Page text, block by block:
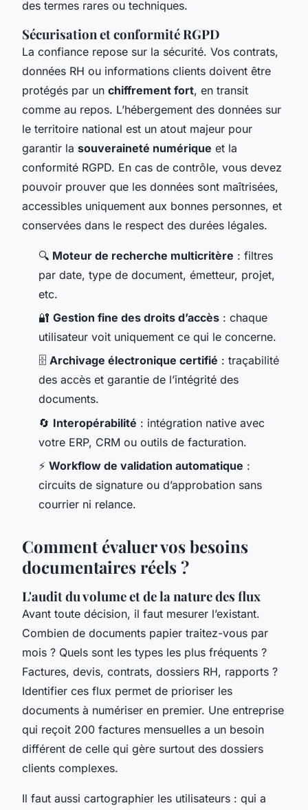
des termes rares ou techniques.
Sécurisation et conformité RGPD
La confiance repose sur la sécurité. Vos contrats,
données RH ou informations clients doivent être
protégés par un chiffrement fort, en transit
comme au repos. L’hébergement des données sur
le territoire national est un atout majeur pour
garantir la souveraineté numérique et la
conformité RGPD. En cas de contrôle, vous devez
pouvoir prouver que les données sont maîtrisées,
accessibles uniquement aux bonnes personnes, et
conservées dans le respect des durées légales.
🔍 Moteur de recherche multicritère : filtres
par date, type de document, émetteur, projet,
etc.
🔐 Gestion fine des droits d’accès : chaque
utilisateur voit uniquement ce qui le concerne.
🗄️ Archivage électronique certifié : traçabilité
des accès et garantie de l’intégrité des
documents.
🔄 Interopérabilité : intégration native avec
votre ERP, CRM ou outils de facturation.
⚡ Workflow de validation automatique :
circuits de signature ou d’approbation sans
courrier ni relance.
Comment évaluer vos besoins
documentaires réels ?
L'audit du volume et de la nature des flux
Avant toute décision, il faut mesurer l’existant.
Combien de documents papier traitez-vous par
mois ? Quels sont les types les plus fréquents ?
Factures, devis, contrats, dossiers RH, rapports ?
Identifier ces flux permet de prioriser les
documents à numériser en premier. Une entreprise
qui reçoit 200 factures mensuelles a un besoin
différent de celle qui gère surtout des dossiers
clients complexes.
Il faut aussi cartographier les utilisateurs : qui a